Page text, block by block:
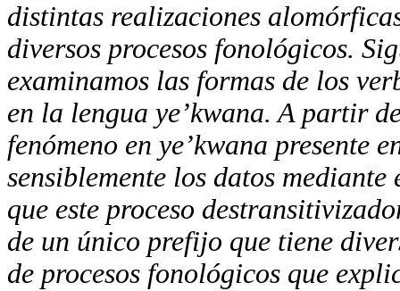
distintas realizaciones
diversos procesos fonológicos.
examinamos las formas de los
en la lengua ye’kwana. A partir
fenómeno en ye’kwana presente
sensiblemente los datos
que este proceso
de un único prefijo que tiene
de procesos fonológicos que